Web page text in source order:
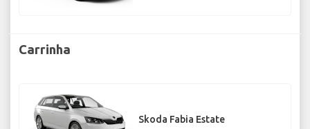
Carrinha
Skoda Fabia Estate